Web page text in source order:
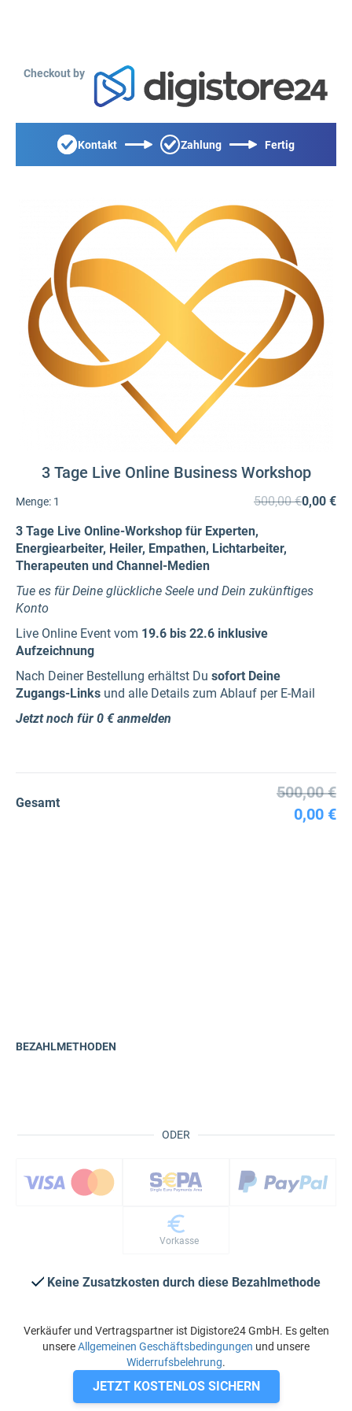
Checkout by
Kontakt Zahlung Fertig
3 Tage Live Online Business Workshop
Menge: 1 500,00 €0,00 €
3 Tage Live Online-Workshop für Experten,
Energiearbeiter, Heiler, Empathen, Lichtarbeiter,
Therapeuten und Channel-Medien
Tue es für Deine glückliche Seele und Dein zukünftiges
Konto
Live Online Event vom 19.6 bis 22.6 inklusive
Aufzeichnung
Nach Deiner Bestellung erhältst Du sofort Deine
Zugangs-Links und alle Details zum Ablauf per E-Mail
Jetzt noch für 0 € anmelden
Gesamt
500,00 €
0,00 €
ODER
BEZAHLMETHODEN
Vorkasse
Keine Zusatzkosten durch diese Bezahlmethode
Verkäufer und Vertragspartner ist Digistore24 GmbH. Es gelten
unsereAllgemeinen Geschäftsbedingungen und unsere
Widerrufsbelehrung.
JETZT KOSTENLOS SICHERN